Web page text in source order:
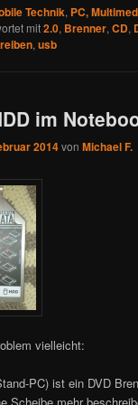
Technik, PC,
mit2.0, Brenner,CD,
,usb
im
2014vonMichael F.
vielleicht:
PC) ist ein DVD